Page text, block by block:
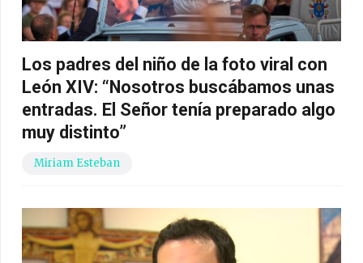
Los padres del niño de la foto viral con
León XIV: “Nosotros buscábamos unas
entradas. El Señor tenía preparado algo
muy distinto”
Miriam Esteban